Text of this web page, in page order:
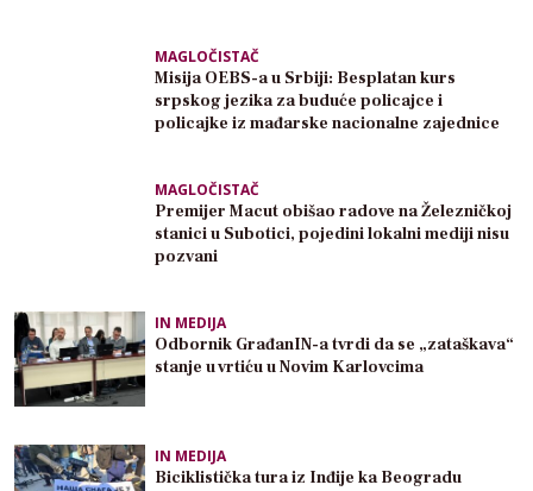
MAGLOČISTAČ
Misija OEBS-a u Srbiji: Besplatan kurs
srpskog jezika za buduće policajce i
policajke iz mađarske nacionalne zajednice
MAGLOČISTAČ
Premijer Macut obišao radove na Železničkoj
stanici u Subotici, pojedini lokalni mediji nisu
pozvani
IN MEDIJA
Odbornik GrađanIN-a tvrdi da se „zataškava“
stanje u vrtiću u Novim Karlovcima
IN MEDIJA
Biciklistička tura iz Inđije ka Beogradu